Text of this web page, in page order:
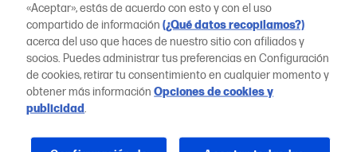
«Aceptar», estás de acuerdo con esto y con el uso
compartido de información(¿Qué datos recopilamos?)
acerca del uso que haces de nuestro sitio con afiliados y
socios. Puedes administrar tus preferencias en Configuración
de cookies, retirar tu consentimiento en cualquier momento y
obtener más informaciónOpciones de cookies y
publicidad.